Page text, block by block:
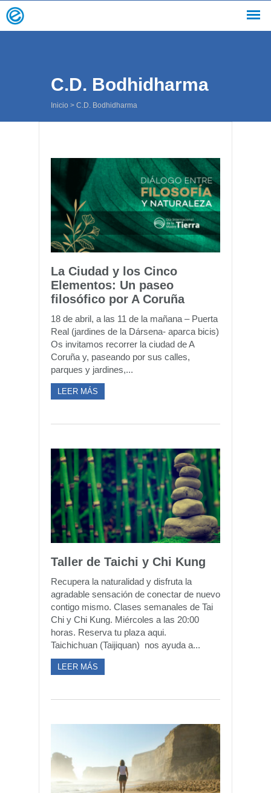
C.D. Bodhidharma
Inicio > C.D. Bodhidharma
La Ciudad y los Cinco
Elementos: Un paseo
filosófico por A Coruña
18 de abril, a las 11 de la mañana – Puerta
Real (jardines de la Dársena- aparca bicis)
Os invitamos recorrer la ciudad de A
Coruña y, paseando por sus calles,
parques y jardines,...
LEER MÁS
Taller de Taichi y Chi Kung
Recupera la naturalidad y disfruta la
agradable sensación de conectar de nuevo
contigo mismo. Clases semanales de Tai
Chi y Chi Kung. Miércoles a las 20:00
horas. Reserva tu plaza aqui.
Taichichuan (Taijiquan) nos ayuda a...
LEER MÁS